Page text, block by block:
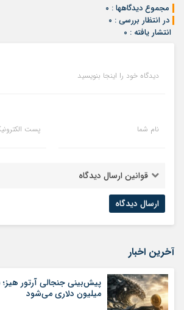
مجموع دیدگاهها : ۰
در انتظار بررسی : ۰
انتشار یافته : ۰
دیدگاه خود را اینجا بنویسید
نام شما پست
قوانین ارسال دیدگاه
آخرین اخبار
پیش‌بینی جنجالی آرتور
میلیون دلاری می‌شود